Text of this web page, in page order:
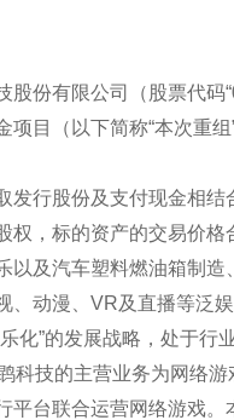
股份有限公司（股票代码
项目（以下简称“本次重
发行股份及支付现金相
权，标的资产的交易价
以及汽车塑料燃油箱制
、动漫、VR及直播等泛
化”的发展战略，处于
科技的主营业务为网络
平台联合运营网络游戏